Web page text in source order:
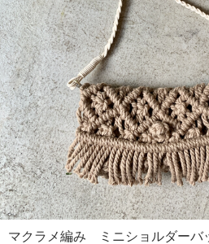
マクラメ編み ミニショルダーバ